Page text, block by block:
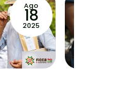
Ago
18
2025